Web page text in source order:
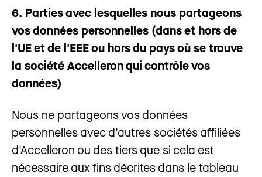
6. Parties avec lesquelles nous partageons
vos données personnelles (dans et hors de
l'UE et de l'EEE ou hors du pays où se trouve
la société Accelleron qui contrôle vos
données)
Nous ne partageons vos données
personnelles avec d'autres sociétés affiliées
d'Accelleron ou des tiers que si cela est
nécessaire aux fins décrites dans le tableau